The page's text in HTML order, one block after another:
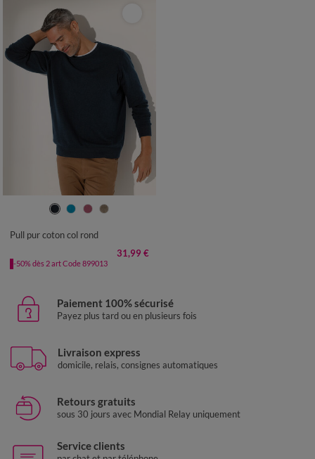
L XL XXL 3XL
Pull pur coton col rond
31,99 €
-50% dès 2 art Code 899013
Paiement 100% sécurisé
Payez plus tard ou en plusieurs fois
Livraison express
domicile, relais, consignes automatiques
Retours gratuits
sous 30 jours avec Mondial Relay uniquement
Service clients